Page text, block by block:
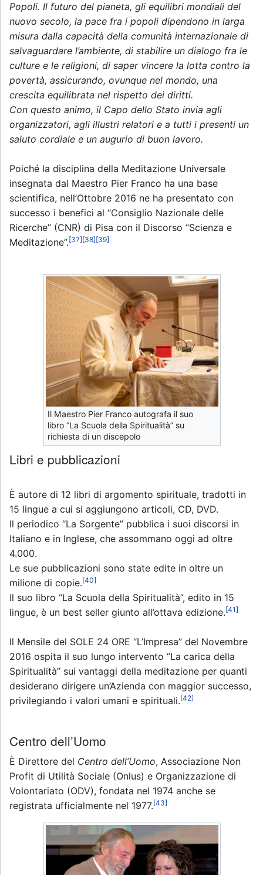
Popoli. Il futuro del pianeta, gli equilibri mondiali del
nuovo secolo, la pace fra i popoli dipendono in larga
misura dalla capacità della comunità internazionale di
salvaguardare l’ambiente, di stabilire un dialogo fra le
culture e le religioni, di saper vincere la lotta contro la
povertà, assicurando, ovunque nel mondo, una
crescita equilibrata nel rispetto dei diritti.
Con questo animo, il Capo dello Stato invia agli
organizzatori, agli illustri relatori e a tutti i presenti un
saluto cordiale e un augurio di buon lavoro.
Poiché la disciplina della Meditazione Universale
insegnata dal Maestro Pier Franco ha una base
scientifica, nell’Ottobre 2016 ne ha presentato con
successo i benefici al “Consiglio Nazionale delle
Ricerche” (CNR) di Pisa con il Discorso “Scienza e
Meditazione”.[37][38][39]
Il Maestro Pier Franco autografa il suo
libro “La Scuola della Spiritualità” su
richiesta di un discepolo
Libri e pubblicazioni
È autore di 12 libri di argomento spirituale, tradotti in
15 lingue a cui si aggiungono articoli, CD, DVD.
Il periodico “La Sorgente” pubblica i suoi discorsi in
Italiano e in Inglese, che assommano oggi ad oltre
4.000.
Le sue pubblicazioni sono state edite in oltre un
milione di copie.[40]
Il suo libro “La Scuola della Spiritualità”, edito in 15
lingue, è un best seller giunto all’ottava edizione.[41]
Il Mensile del SOLE 24 ORE “L’Impresa” del Novembre
2016 ospita il suo lungo intervento “La carica della
Spiritualità” sui vantaggi della meditazione per quanti
desiderano dirigere un’Azienda con maggior successo,
privilegiando i valori umani e spirituali.[42]
Centro dell’Uomo
È Direttore del Centro dell’Uomo, Associazione Non
Profit di Utilità Sociale (Onlus) e Organizzazione di
Volontariato (ODV), fondata nel 1974 anche se
registrata ufficialmente nel 1977.[43]